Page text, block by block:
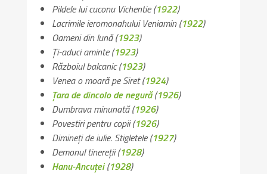
Pildele lui cuconu Vichentie(1922)
Lacrimile ieromonahului Veniamin(1922)
Oameni din lună(1923)
Ți-aduci aminte(1923)
Războiul balcanic(1923)
Venea o moară pe Siret(1924)
Țara de dincolo de negură(1926)
Dumbrava minunată(1926)
Povestiri pentru copii(1926)
Dimineți de iulie. Stigletele(1927)
Demonul tinereții(1928)
Hanu-Ancuței(1928)